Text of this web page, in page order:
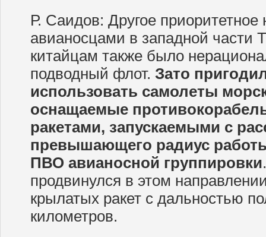
Р. Саидов: Другое
авианосцами в западной части
китайцам также было
подводный флот. Зато
использовать самолеты
оснащаемые
ракетами, запускаемыми с
превышающего радиус
ПВО авианосной группировки
продвинулся в этом
крылатых ракет с дальностью
километров.